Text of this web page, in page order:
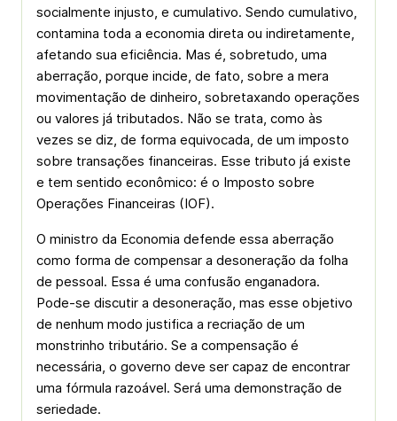
socialmente injusto, e cumulativo. Sendo cumulativo,
contamina toda a economia direta ou indiretamente,
afetando sua eficiência. Mas é, sobretudo, uma
aberração, porque incide, de fato, sobre a mera
movimentação de dinheiro, sobretaxando operações
ou valores já tributados. Não se trata, como às
vezes se diz, de forma equivocada, de um imposto
sobre transações financeiras. Esse tributo já existe
e tem sentido econômico: é o Imposto sobre
Operações Financeiras (IOF).
O ministro da Economia defende essa aberração
como forma de compensar a desoneração da folha
de pessoal. Essa é uma confusão enganadora.
Pode-se discutir a desoneração, mas esse objetivo
de nenhum modo justifica a recriação de um
monstrinho tributário. Se a compensação é
necessária, o governo deve ser capaz de encontrar
uma fórmula razoável. Será uma demonstração de
seriedade.